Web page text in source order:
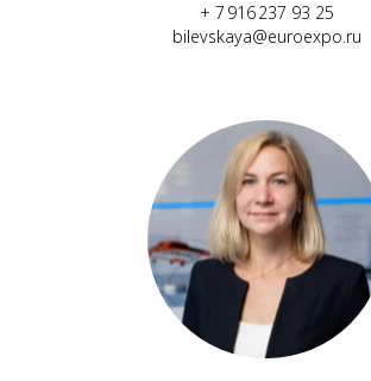
+ 7 916 237 93 25
bilevskaya@euroexpo.ru